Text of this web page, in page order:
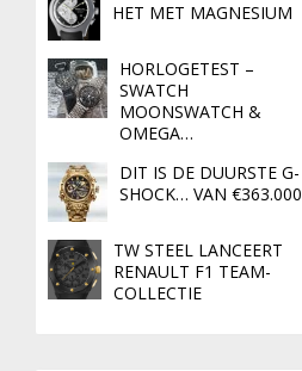
HET MET MAGNESIUM
HORLOGETEST –
SWATCH
MOONSWATCH &
OMEGA…
DIT IS DE DUURSTE G-
SHOCK… VAN €363.000
TW STEEL LANCEERT
RENAULT F1 TEAM-
COLLECTIE